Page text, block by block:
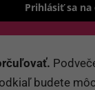
Prihlásiť sa
budete